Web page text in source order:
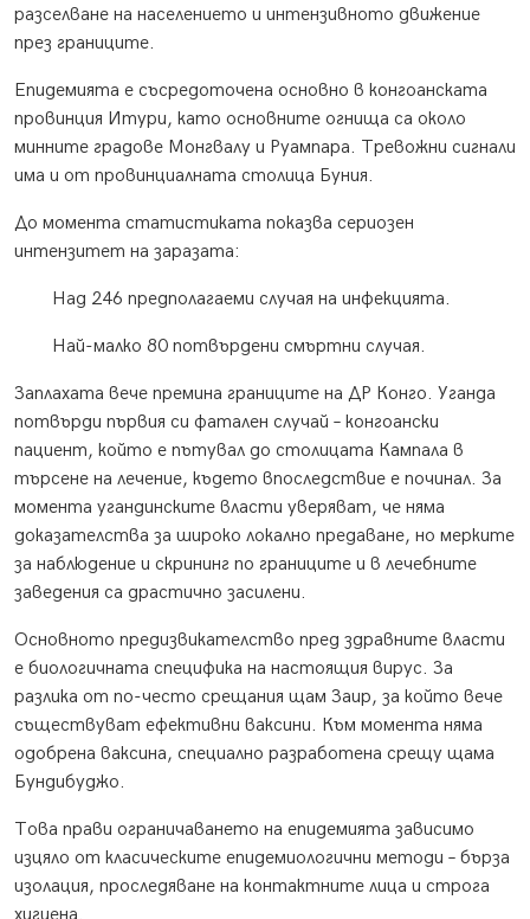
разселване на населението и интензивното движение
през границите.
Епидемията е съсредоточена основно в конгоанската
провинция Итури, като основните огнища са около
минните градове Монгвалу и Руампара. Тревожни сигнали
има и от провинциалната столица Буния.
До момента статистиката показва сериозен
интензитет на заразата:
Над 246 предполагаеми случая на инфекцията.
Най-малко 80 потвърдени смъртни случая.
Заплахата вече премина границите на ДР Конго. Уганда
потвърди първия си фатален случай – конгоански
пациент, който е пътувал до столицата Кампала в
търсене на лечение, където впоследствие е починал. За
момента угандинските власти уверяват, че няма
доказателства за широко локално предаване, но мерките
за наблюдение и скрининг по границите и в лечебните
заведения са драстично засилени.
Основното предизвикателство пред здравните власти
е биологичната специфика на настоящия вирус. За
разлика от по-често срещания щам Заир, за който вече
съществуват ефективни ваксини. Към момента няма
одобрена ваксина, специално разработена срещу щама
Бундибуджо.
Това прави ограничаването на епидемията зависимо
изцяло от класическите епидемиологични методи – бърза
изолация, проследяване на контактните лица и строга